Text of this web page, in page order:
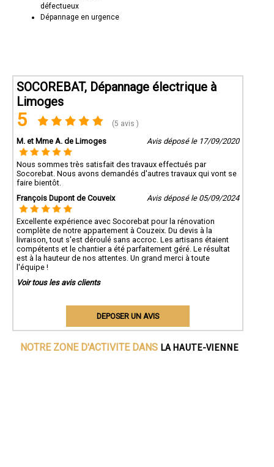
défectueux
Dépannage en urgence
SOCOREBAT, Dépannage électrique à
Limoges
5 (5 avis )
M. et Mme A. de Limoges Avis déposé le 17/09/2020
Nous sommes très satisfait des travaux effectués par
Socorebat. Nous avons demandés d'autres travaux qui vont se
faire bientôt.
François Dupont de Couveix
Avis déposé le 05/09/2024
Excellente expérience avec Socorebat pour la rénovation
complète de notre appartement à Couzeix. Du devis à la
livraison, tout s'est déroulé sans accroc. Les artisans étaient
compétents et le chantier a été parfaitement géré. Le résultat
est à la hauteur de nos attentes. Un grand merci à toute
l'équipe !
Voir tous les avis clients
DEPOSER UN AVIS
NOTRE ZONE D'ACTIVITE DANS LA HAUTE-VIENNE